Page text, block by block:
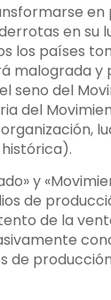
en
los países
malograda
seno del
del
y
de
de la